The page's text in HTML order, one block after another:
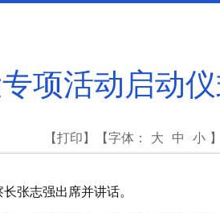
项活动启动
【打印】 【字体： 大 中 小 】
张志强出席并讲话。